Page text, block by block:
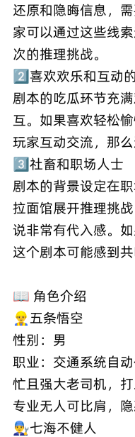
还原和隐晦信息，
家可以通过这些线
次的推理挑战。
2️⃣喜欢欢乐和互动
剧本的吃瓜环节充
互。如果喜欢轻松
玩家互动交流，那么
3️⃣社畜和职场人士
剧本的背景设定在
拉面馆展开推理挑
说非常有代入感。
这个剧本可能感到共
📖 角色介绍
👷‍♂️五条悟空
性别：男
职业：交通系统自
忙且强大老司机，打
专业无人可比肩，隐
👨‍🔧七海不健人